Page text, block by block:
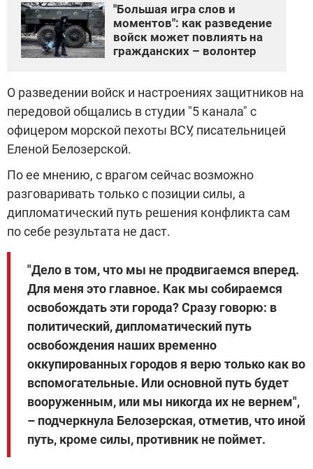
"Большая игра слов и
моментов": как разведение
войск может повлиять на
гражданских – волонтер
О разведении войск и настроениях защитников на
передовой общались в студии "5 канала" с
офицером морской пехоты ВСУ, писательницей
Еленой Белозерской.
По ее мнению, с врагом сейчас возможно
разговаривать только с позиции силы, а
дипломатический путь решения конфликта сам
по себе результата не даст.
"Дело в том, что мы не продвигаемся вперед.
Для меня это главное. Как мы собираемся
освобождать эти города? Сразу говорю: в
политический, дипломатический путь
освобождения наших временно
оккупированных городов я верю только как во
вспомогательные. Или основной путь будет
вооруженным, или мы никогда их не вернем",
– подчеркнула Белозерская, отметив, что иной
путь, кроме силы, противник не поймет.